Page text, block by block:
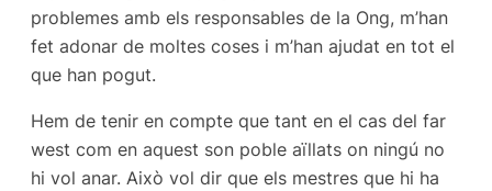
problemes amb els responsables de la Ong, m’han
fet adonar de moltes coses i m’han ajudat en tot el
que han pogut.
Hem de tenir en compte que tant en el cas del far
west com en aquest son poble aïllats on ningú no
hi vol anar. Això vol dir que els mestres que hi ha